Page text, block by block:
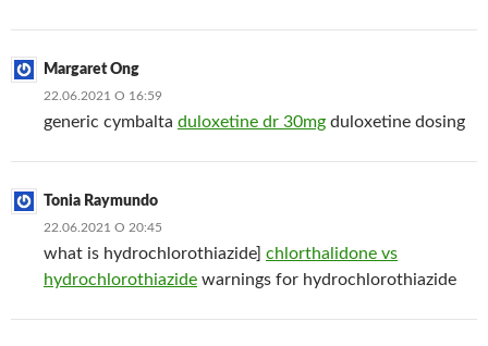
Margaret Ong
22.06.2021 О 16:59
generic cymbalta duloxetine dr 30mg duloxetine dosing
Tonia Raymundo
22.06.2021 О 20:45
what is hydrochlorothiazide] chlorthalidone vs
hydrochlorothiazide warnings for hydrochlorothiazide